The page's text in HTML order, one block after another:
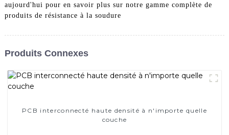
aujourd'hui pour en savoir plus sur notre gamme complète de
produits de résistance à la soudure
Produits Connexes
PCB interconnecté haute densité à n'importe quelle
couche